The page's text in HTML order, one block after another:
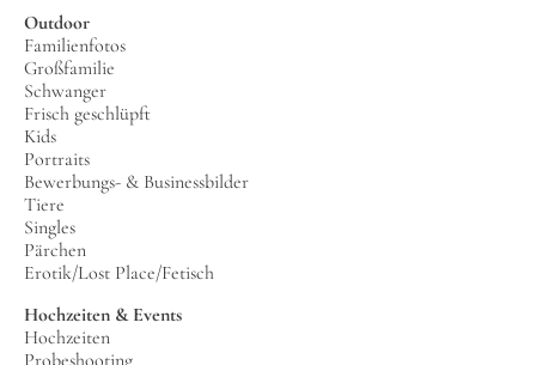
Outdoor
Familienfotos
Großfamilie
Schwanger
Frisch geschlüpft
Kids
Portraits
Bewerbungs- & Businessbilder
Tiere
Singles
Pärchen
Erotik/Lost Place/Fetisch
Hochzeiten & Events
Hochzeiten
Probeshooting